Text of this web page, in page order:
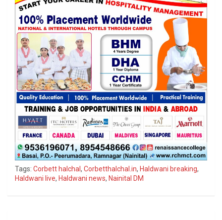
Tags: Corbett halchal , Corbetthalchal.in, Haldwani breaking,
Haldwani live, Haldwani news, Nainital DM